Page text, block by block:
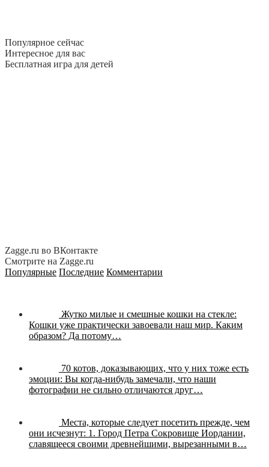
Популярное сейчас
Интересное для вас
Бесплатная игра для детей
Zagge.ru во ВКонтакте
Смотрите на Zagge.ru
Популярные Последние Комментарии
Жутко милые и смешные кошки на стекле:
Кошки уже практически завоевали наш мир. Каким
образом? Да потому…
70 котов, доказывающих, что у них тоже есть
эмоции: Вы когда-нибудь замечали, что наши
фотографии не сильно отличаются друг…
Места, которые следует посетить прежде, чем
они исчезнут: 1. Город Петра Сокровище Иордании,
славящееся своими древнейшими, вырезанными в…